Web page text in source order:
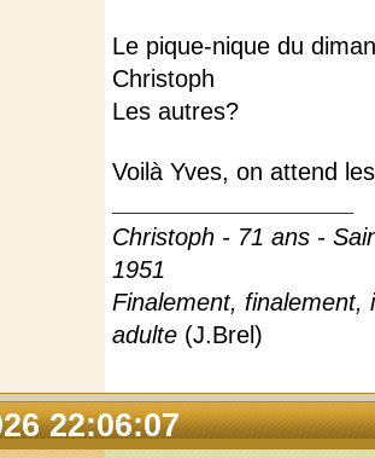
Le pique-nique du
Christoph
Les autres?
Voilà Yves, on attend
Christoph - 71 ans -
1951
Finalement, finalement,
adulte (J.Brel)
22:06:07